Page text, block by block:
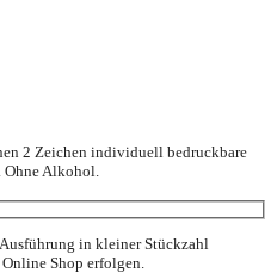
2 Zeichen individuell bedruckbare
Alkohol.
in kleiner Stückzahl
Shop erfolgen.